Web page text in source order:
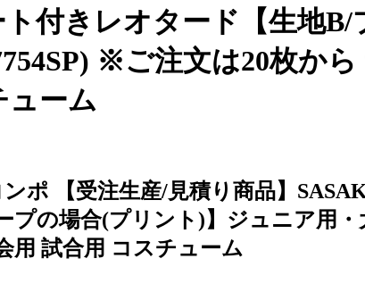
付きレオタード【生地
※ご注文は20枚か
ューム
ポ 【受注生産/見積り商品】
の場合(プリント)】ジュニア用・
用 試合用 コスチューム